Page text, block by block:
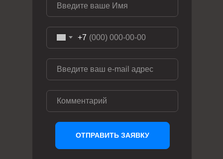
+7
ОТПРАВИТЬ ЗАЯВКУ